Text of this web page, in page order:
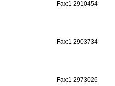
Fax:1 2910454
Fax:1 2903734
Fax:1 2973026